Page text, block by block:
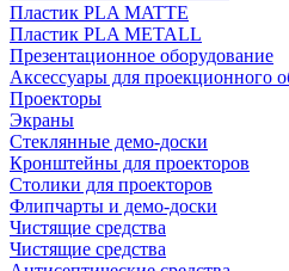
Пластик PLA MATTE
Пластик PLA METALL
Презентационное оборудование
Аксессуары для проекционного
Проекторы
Экраны
Стеклянные демо-доски
Кронштейны для проекторов
Столики для проекторов
Флипчарты и демо-доски
Чистящие средства
Чистящие средства